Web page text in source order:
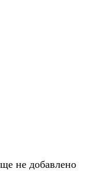
не добавлено